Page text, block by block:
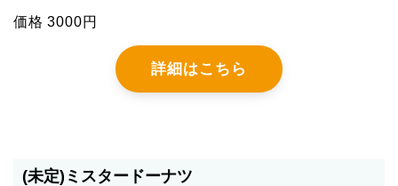
価格 3000円
詳細はこちら
(未定)ミスタードーナツ